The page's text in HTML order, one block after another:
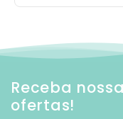
Receba
ofertas!